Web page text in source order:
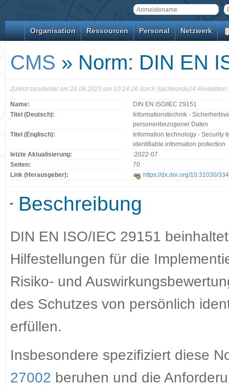
Organisation Ressourcen Personal Netzwerk
CMS » Norm: DIN EN
Zuletzt bearbeitet am 28.06.2025 um 10:24:26 durch Sachkunde24-Redaktion.
Name:
DIN EN ISO/IEC 29151
Titel (Deutsch):
Informationstechnik -
personenbezogener Daten
Titel (Englisch):
Information technology - Security
identifiable information protection
letzte Aktualisierung:
:2022-07
Seiten:
70
Link (Herausgeber):
https://dx.doi.org/10.31030/
Beschreibung
DIN EN ISO/IEC 29151
Hilfestellungen für die
Risiko- und
des Schutzes von persönlich
erfüllen.
Insbesondere spezifiziert diese
27002 beruhen und die